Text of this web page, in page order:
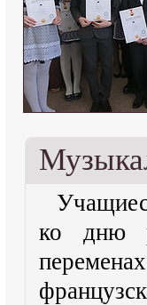
ко дню